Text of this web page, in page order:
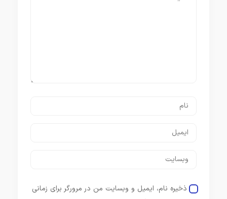
ذخیره نام، ایمیل و وبسایت من در مرورگر برای زمانی